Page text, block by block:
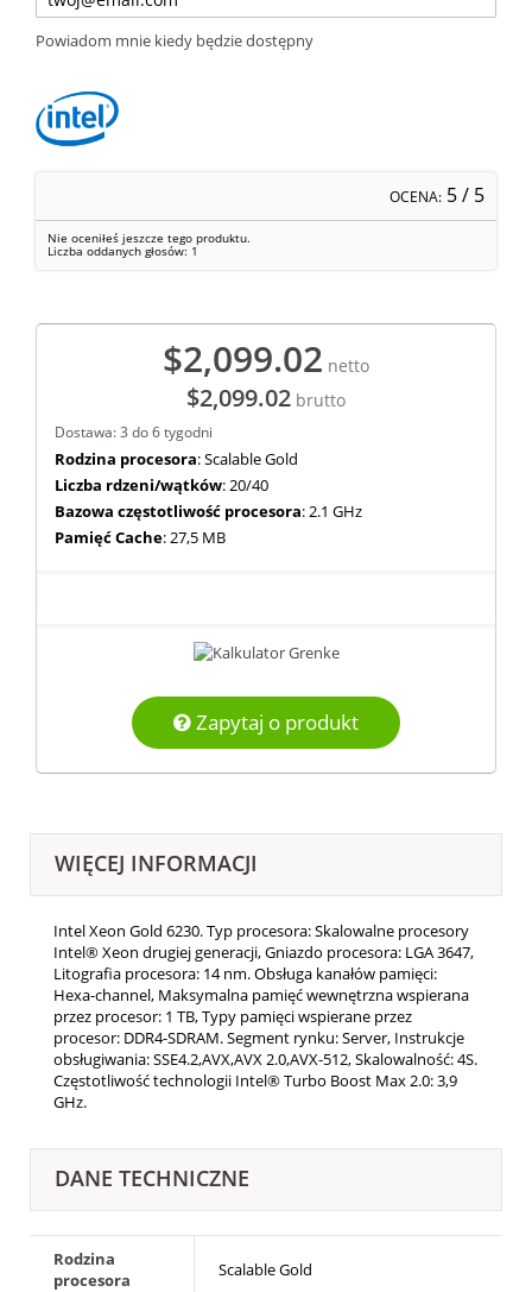
Powiadom mnie kiedy będzie dostępny
OCENA: 5/ 5
Nie oceniłeś jeszcze tego produktu.
Liczba oddanych głosów: 1
$2,099.02 netto
$2,099.02 brutto
Dostawa: 3 do 6 tygodni
Rodzina procesora: Scalable Gold
Liczba rdzeni/wątków: 20/40
Bazowa częstotliwość procesora: 2.1 GHz
Pamięć Cache: 27,5 MB
Zapytaj o produkt
WIĘCEJ INFORMACJI
Intel Xeon Gold 6230. Typ procesora: Skalowalne procesory
Intel® Xeon drugiej generacji, Gniazdo procesora: LGA 3647,
Litografia procesora: 14 nm. Obsługa kanałów pamięci:
Hexa-channel, Maksymalna pamięć wewnętrzna wspierana
przez procesor: 1 TB, Typy pamięci wspierane przez
procesor: DDR4-SDRAM. Segment rynku: Server, Instrukcje
obsługiwania: SSE4.2,AVX,AVX 2.0,AVX-512, Skalowalność: 4S.
Częstotliwość technologii Intel® Turbo Boost Max 2.0: 3,9
GHz.
DANE TECHNICZNE
Rodzina
procesora
Scalable Gold